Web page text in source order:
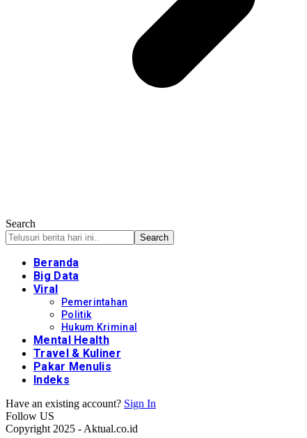
Search
Beranda
Big Data
Viral
Pemerintahan
Politik
Hukum Kriminal
Mental Health
Travel & Kuliner
Pakar Menulis
Indeks
Have an existing account? Sign In
Follow US
Copyright 2025 - Aktual.co.id